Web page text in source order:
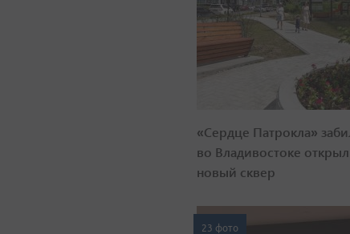
«Сердце Патрокла»
во Владивостоке
новый сквер
23 фото